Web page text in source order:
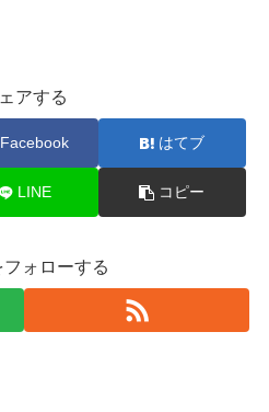
アする
Facebook はてブ
LINE コピー
フォローする